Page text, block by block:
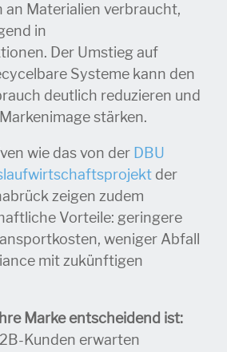
an Materialien verbraucht,
in
Der Umstieg auf
Systeme kann den
deutlich reduzieren und
stärken.
wie das von der DBU
der
zeigen zudem
Vorteile: geringere
weniger Abfall
mit zukünftigen
Marke entscheidend ist:
Kunden erwarten